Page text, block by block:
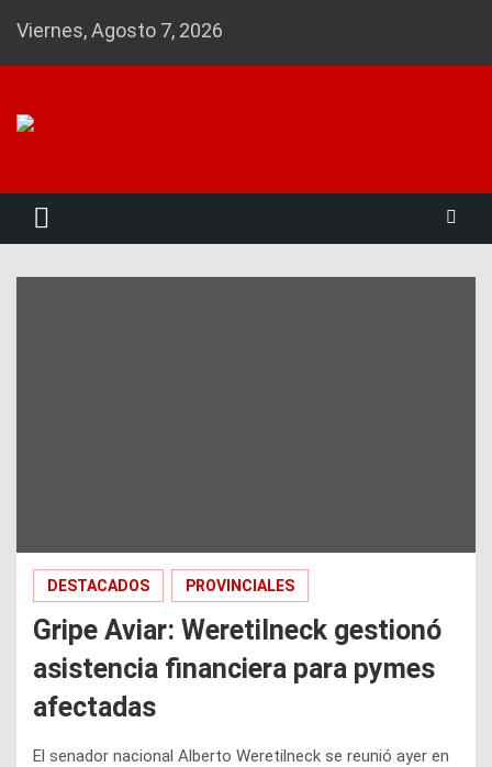
Viernes, Agosto 7, 2026
DESTACADOS PROVINCIALES
Gripe Aviar: Weretilneck gestionó
asistencia financiera para pymes
afectadas
El senador nacional Alberto Weretilneck se reunió ayer en